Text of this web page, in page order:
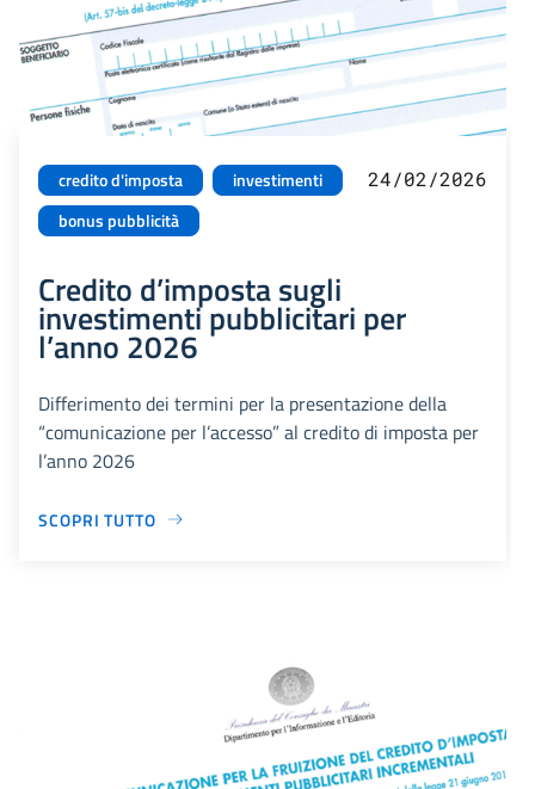
credito d'imposta
investimenti
bonus pubblicità
24/02/2026
Credito d’imposta sugli
investimenti pubblicitari per
l’anno 2026
Differimento dei termini per la presentazione della
“comunicazione per l’accesso” al credito di imposta per
l’anno 2026
SCOPRI TUTTO